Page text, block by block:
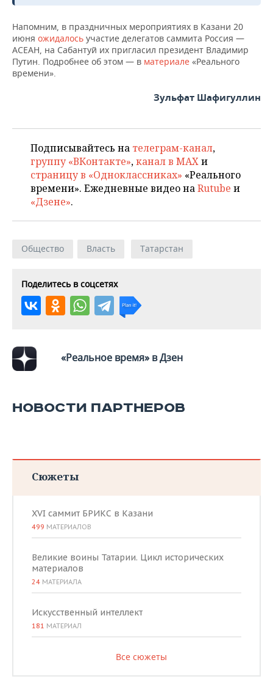
Напомним, в праздничных мероприятиях в Казани 20
июня ожидалось участие делегатов саммита Россия —
АСЕАН, на Сабантуй их пригласил президент Владимир
Путин. Подробнее об этом — в материале «Реального
времени».
Зульфат Шафигуллин
Подписывайтесь на телеграм-канал,
группу «ВКонтакте»,канал в MAXи
страницу в «Одноклассниках» «Реального
времени». Ежедневные видео наRutube и
«Дзене».
Общество Власть Татарстан
Поделитесь в соцсетях
«Реальное время» в Дзен
НОВОСТИ ПАРТНЕРОВ
Сюжеты
XVI саммит БРИКС в Казани
499 МАТЕРИАЛОВ
Великие воины Татарии. Цикл исторических
материалов
24 МАТЕРИАЛА
Искусственный интеллект
181 МАТЕРИАЛ
Все сюжеты